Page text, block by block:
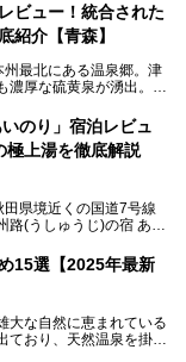
ビュー！統合された
紹介【青森】
最北にある温泉郷。津
厚な硫黄泉が湧出。良
同浴場を統合し、2020
設。かつて別々の共同
る点が魅力です。また
連客のみならず観光客
た。
入浴し、その魅力を徹
のり」宿泊レビュ
極上湯を徹底解説
県境近くの国道7号線
(うしゅうじ)の宿 あい
う2種類の源泉を使用
提供している点でしょ
露天風呂付き客室を中心
ご紹介。秋田県側を含
15選【2025年最新
大な自然に恵まれている
おり、天然温泉を掛け